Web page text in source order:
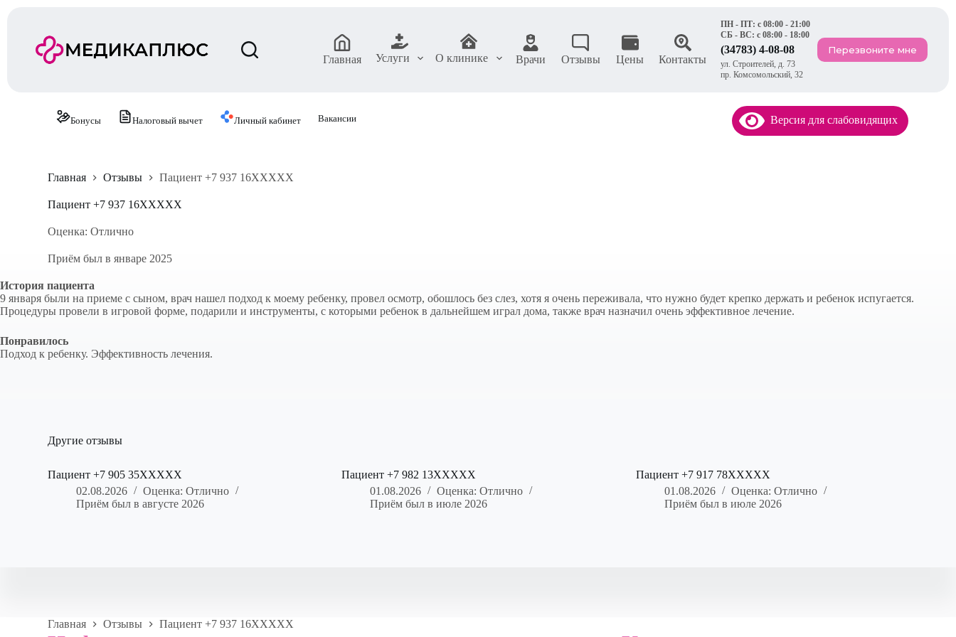
Главная Услуги О клинике Врачи Отзывы Цены Контакты
ПН - ПТ: с 08:00 - 21:00
СБ - ВС: с 08:00 - 18:00
(34783) 4-08-08
ул. Строителей, д. 73
пр. Комсомольский, 32
Перезвоните мне
Бонусы Налоговый вычет Личный кабинет Вакансии Версия для слабовидящих
Главная Отзывы Пациент +7 937 16XXXXX
Пациент +7 937 16XXXXX
Оценка: Отлично
Приём был в январе 2025
История пациента
9 января были на приеме с сыном, врач нашел подход к моему ребенку, провел осмотр, обошлось без слез, хотя я очень переживала, что нужно будет крепко держать и ребенок испугается.
Процедуры провели в игровой форме, подарили и инструменты, с которыми ребенок в дальнейшем играл дома, также врач назначил очень эффективное лечение.
Понравилось
Подход к ребенку. Эффективность лечения.
Другие отзывы
Пациент +7 905 35XXXXX
02.08.2026
Оценка: Отлично
Приём был в августе 2026
Пациент +7 982 13XXXXX
01.08.2026
Оценка: Отлично
Приём был в июле 2026
Пациент +7 917 78XXXXX
01.08.2026
Оценка: Отлично
Приём был в июле 2026
Главная Отзывы Пациент +7 937 16XXXXX